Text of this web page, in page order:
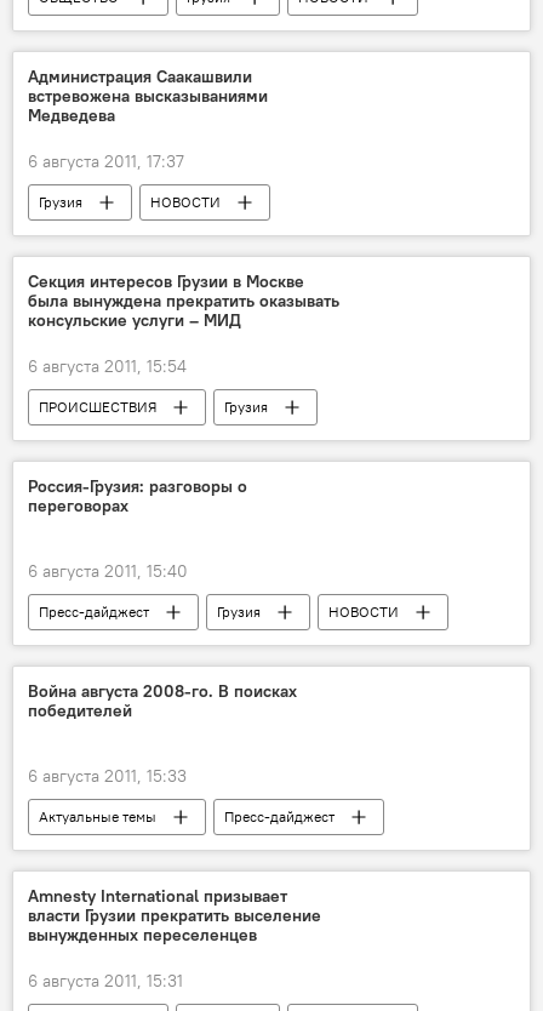
Администрация Саакашвили
встревожена высказываниями
Медведева
6 августа 2011, 17:37
Грузия НОВОСТИ
Секция интересов Грузии в Москве
была вынуждена прекратить оказывать
консульские услуги – МИД
6 августа 2011, 15:54
ПРОИСШЕСТВИЯ
Грузия
НОВОСТИ
Россия-Грузия: разговоры о
переговорах
6 августа 2011, 15:40
Пресс-дайджест Грузия
НОВОСТИ
АНАЛИТИКА
Война августа 2008-го. В поисках
победителей
6 августа 2011, 15:33
Актуальные темы
Пресс-дайджест
АНАЛИТИКА
Грузия
НОВОСТИ
Конфликты
Amnesty International призывает
власти Грузии прекратить выселение
вынужденных переселенцев
6 августа 2011, 15:31